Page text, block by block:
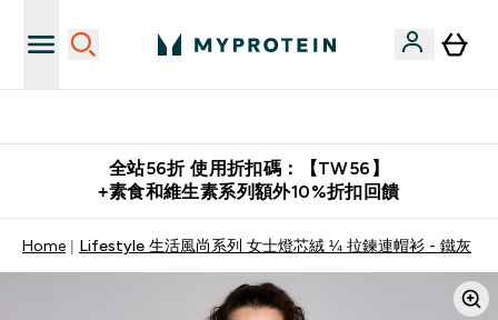
全站56折 使用折扣碼：【TW56】
+素食和維生素系列額外10%折扣回饋
Home Lifestyle 生活風尚系列 女士燈芯絨 ¼ 拉鍊連帽衫 - 鐵灰